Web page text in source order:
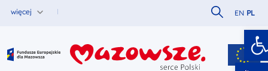
więcej Szukaj w
EN PL
Fundusze Europejskie dla Mazowsza